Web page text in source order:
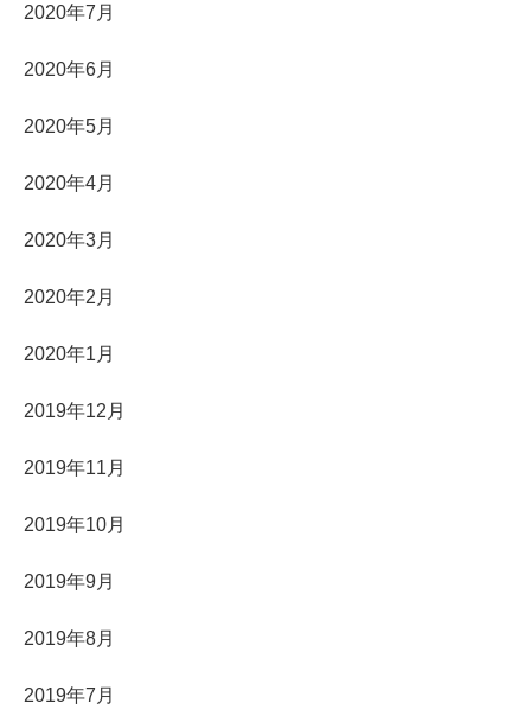
2020年7月
2020年6月
2020年5月
2020年4月
2020年3月
2020年2月
2020年1月
2019年12月
2019年11月
2019年10月
2019年9月
2019年8月
2019年7月